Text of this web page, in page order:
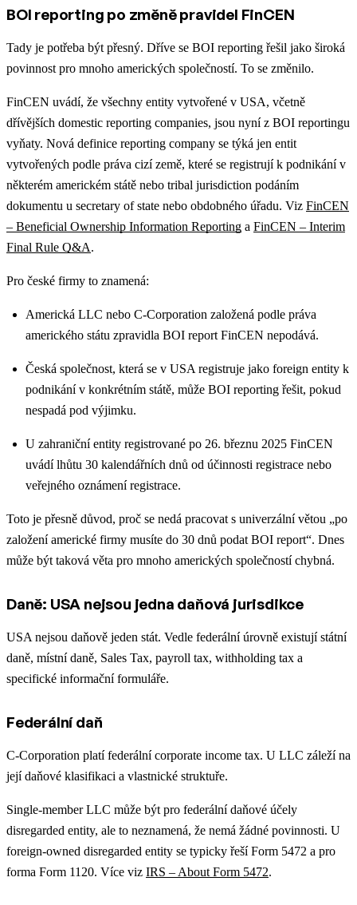
BOI reporting po změně pravidel FinCEN
Tady je potřeba být přesný. Dříve se BOI reporting řešil jako široká
povinnost pro mnoho amerických společností. To se změnilo.
FinCEN uvádí, že všechny entity vytvořené v USA, včetně
dřívějších domestic reporting companies, jsou nyní z BOI reportingu
vyňaty. Nová definice reporting company se týká jen entit
vytvořených podle práva cizí země, které se registrují k podnikání v
některém americkém státě nebo tribal jurisdiction podáním
dokumentu u secretary of state nebo obdobného úřadu. Viz FinCEN
– Beneficial Ownership Information Reporting a FinCEN – Interim
Final Rule Q&A.
Pro české firmy to znamená:
Americká LLC nebo C-Corporation založená podle práva
amerického státu zpravidla BOI report FinCEN nepodává.
Česká společnost, která se v USA registruje jako foreign entity k
podnikání v konkrétním státě, může BOI reporting řešit, pokud
nespadá pod výjimku.
U zahraniční entity registrované po 26. březnu 2025 FinCEN
uvádí lhůtu 30 kalendářních dnů od účinnosti registrace nebo
veřejného oznámení registrace.
Toto je přesně důvod, proč se nedá pracovat s univerzální větou „po
založení americké firmy musíte do 30 dnů podat BOI report“. Dnes
může být taková věta pro mnoho amerických společností chybná.
Daně: USA nejsou jedna daňová jurisdikce
USA nejsou daňově jeden stát. Vedle federální úrovně existují státní
daně, místní daně, Sales Tax, payroll tax, withholding tax a
specifické informační formuláře.
Federální daň
C-Corporation platí federální corporate income tax. U LLC záleží na
její daňové klasifikaci a vlastnické struktuře.
Single-member LLC může být pro federální daňové účely
disregarded entity, ale to neznamená, že nemá žádné povinnosti. U
foreign-owned disregarded entity se typicky řeší Form 5472 a pro
forma Form 1120. Více viz IRS – About Form 5472.